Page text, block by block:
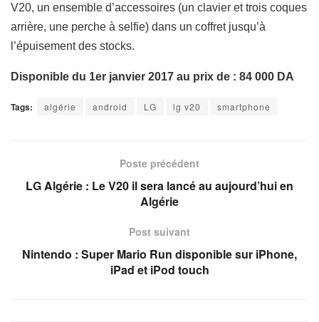
V20, un ensemble d’accessoires (un clavier et trois coques
arrière, une perche à selfie) dans un coffret jusqu’à
l’épuisement des stocks.
Disponible du 1er janvier 2017 au prix de : 84 000 DA
Tags: algérie android LG lg v20 smartphone
Poste précédent
LG Algérie : Le V20 il sera lancé au aujourd’hui en
Algérie
Post suivant
Nintendo : Super Mario Run disponible sur iPhone,
iPad et iPod touch